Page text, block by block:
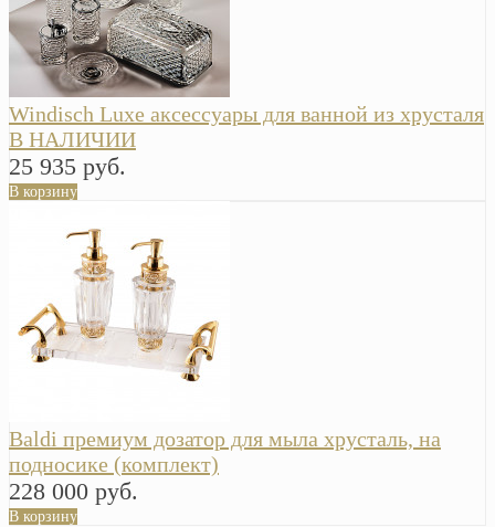
Windisch Luxe аксессуары для ванной из хрусталя
В НАЛИЧИИ
25 935 руб.
В корзину
Baldi премиум дозатор для мыла хрусталь, на
подносике (комплект)
228 000 руб.
В корзину